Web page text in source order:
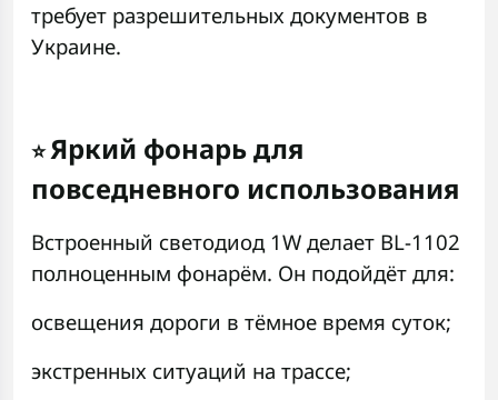
требует разрешительных документов в
Украине.
⭐Яркий фонарь для
повседневного использования
Встроенный светодиод 1W делает BL-1102
полноценным фонарём. Он подойдёт для:
освещения дороги в тёмное время суток;
экстренных ситуаций на трассе;